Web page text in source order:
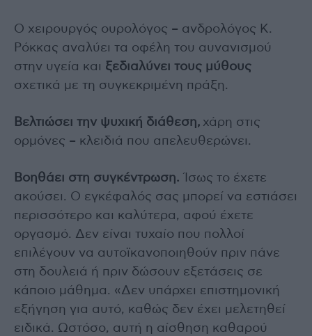
Ο χειρουργός ουρολόγος – ανδρολόγος Κ.
Ρόκκας αναλύει τα οφέλη του αυνανισμού
στην υγεία και ξεδιαλύνει τους μύθους
σχετικά με τη συγκεκριμένη πράξη.
Βελτιώσει την ψυχική διάθεση, χάρη στις
ορμόνες – κλειδιά που απελευθερώνει.
Βοηθάει στη συγκέντρωση. Ίσως το έχετε
ακούσει. Ο εγκέφαλός σας μπορεί να εστιάσει
περισσότερο και καλύτερα, αφού έχετε
οργασμό. Δεν είναι τυχαίο που πολλοί
επιλέγουν να αυτοϊκανοποιηθούν πριν πάνε
στη δουλειά ή πριν δώσουν εξετάσεις σε
κάποιο μάθημα. «Δεν υπάρχει επιστημονική
εξήγηση για αυτό, καθώς δεν έχει μελετηθεί
ειδικά. Ωστόσο, αυτή η αίσθηση καθαρού